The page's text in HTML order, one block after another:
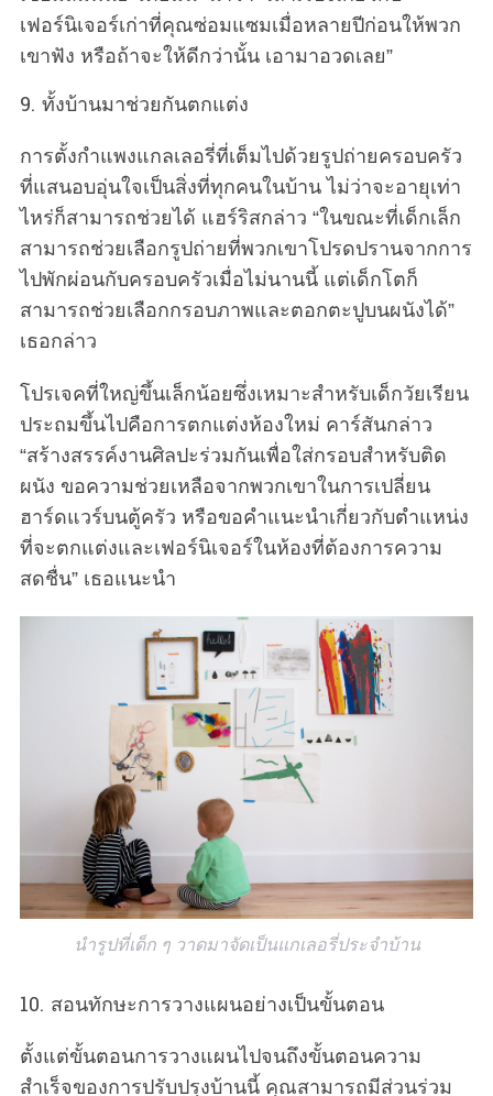
เฟอร์นิเจอร์เก่าที่คุณซ่อมแซมเมื่อหลายปีก่อนให้พวก
เขาฟัง หรือถ้าจะให้ดีกว่านั้น เอามาอวดเลย”
9. ทั้งบ้านมาช่วยกันตกแต่ง
การตั้งกำแพงแกลเลอรี่ที่เต็มไปด้วยรูปถ่ายครอบครัว
ที่แสนอบอุ่นใจเป็นสิ่งที่ทุกคนในบ้าน ไม่ว่าจะอายุเท่า
ไหร่ก็สามารถช่วยได้ แฮร์ริสกล่าว “ในขณะที่เด็กเล็ก
สามารถช่วยเลือกรูปถ่ายที่พวกเขาโปรดปรานจากการ
ไปพักผ่อนกับครอบครัวเมื่อไม่นานนี้ แต่เด็กโตก็
สามารถช่วยเลือกกรอบภาพและตอกตะปูบนผนังได้”
เธอกล่าว
โปรเจคที่ใหญ่ขึ้นเล็กน้อยซึ่งเหมาะสำหรับเด็กวัยเรียน
ประถมขึ้นไปคือการตกแต่งห้องใหม่ คาร์สันกล่าว
“สร้างสรรค์งานศิลปะร่วมกันเพื่อใส่กรอบสำหรับติด
ผนัง ขอความช่วยเหลือจากพวกเขาในการเปลี่ยน
ฮาร์ดแวร์บนตู้ครัว หรือขอคำแนะนำเกี่ยวกับตำแหน่ง
ที่จะตกแต่งและเฟอร์นิเจอร์ในห้องที่ต้องการความ
สดชื่น” เธอแนะนำ
นำรูปที่เด็ก ๆ วาดมาจัดเป็นแกเลอรี่ประจำบ้าน
10. สอนทักษะการวางแผนอย่างเป็นขั้นตอน
ตั้งแต่ขั้นตอนการวางแผนไปจนถึงขั้นตอนความ
สำเร็จของการปรับปรุงบ้านนี้ คุณสามารถมีส่วนร่วม
S
e
a